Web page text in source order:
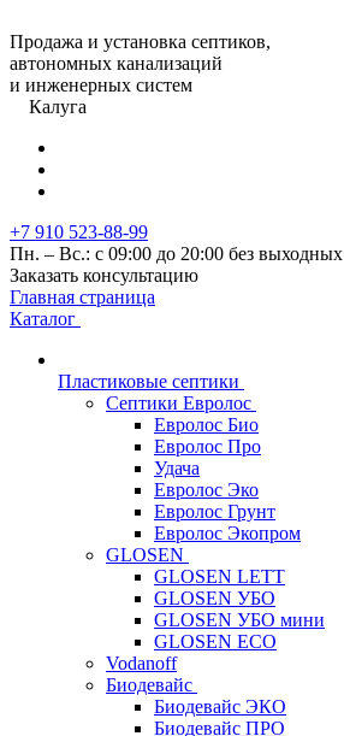
Продажа и установка септиков,
автономных канализаций
и инженерных систем
Калуга
+7 910 523-88-99
Пн. – Вс.: с 09:00 до 20:00 без выходных
Заказать консультацию
Главная страница
Каталог
Пластиковые септики
Септики Евролос
Евролос Био
Евролос Про
Удача
Евролос Эко
Евролос Грунт
Евролос Экопром
GLOSEN
GLOSEN LETT
GLOSEN УБО
GLOSEN УБО мини
GLOSEN ECO
Vodanoff
Биодевайс
Биодевайс ЭКО
Биодевайс ПРО